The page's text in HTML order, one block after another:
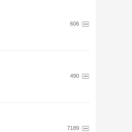
606
490
7189